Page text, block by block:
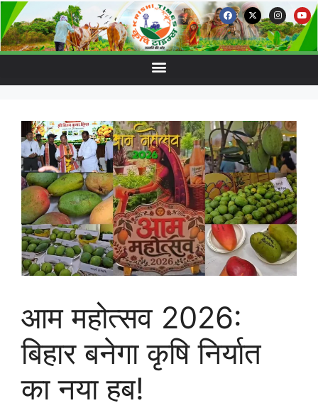
आम महोत्सव 2026:
बिहार बनेगा कृषि निर्यात
का नया हब!